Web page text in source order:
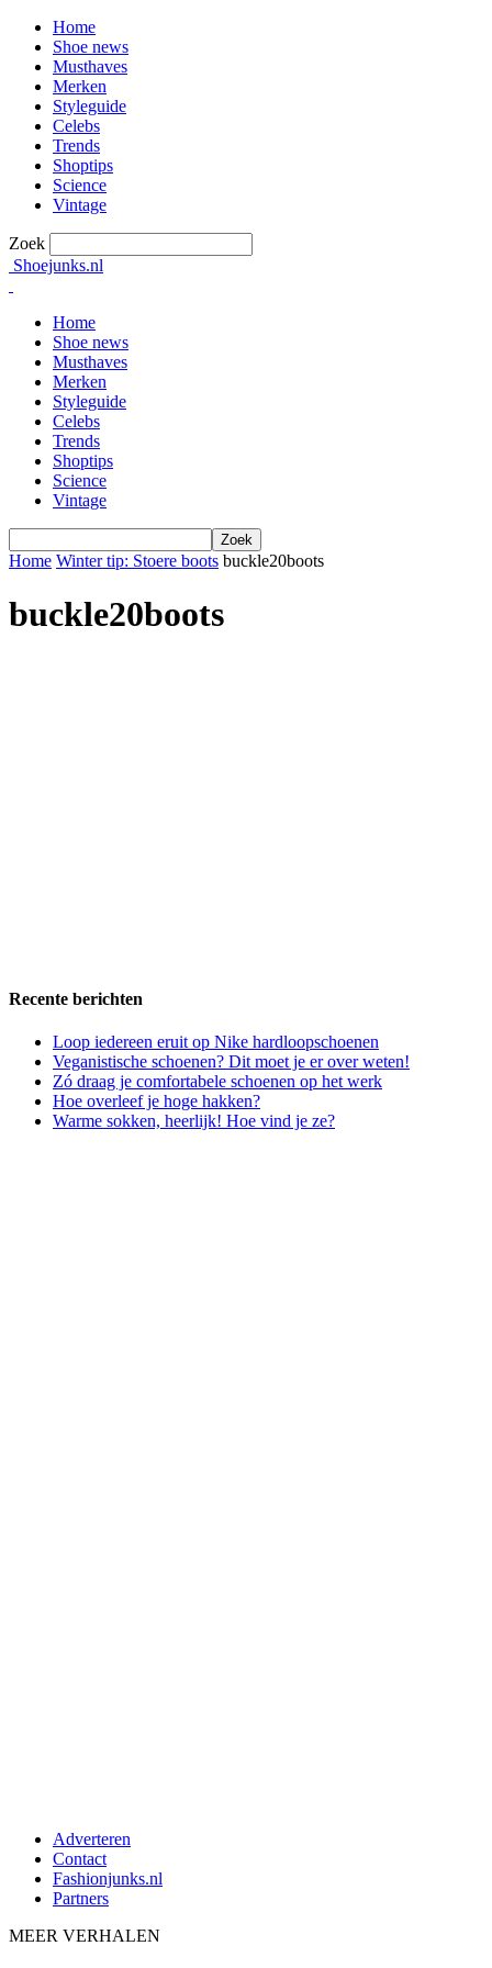
Home
Shoe news
Musthaves
Merken
Styleguide
Celebs
Trends
Shoptips
Science
Vintage
Zoek
Shoejunks.nl
Home
Shoe news
Musthaves
Merken
Styleguide
Celebs
Trends
Shoptips
Science
Vintage
Home Winter tip: Stoere boots buckle20boots
buckle20boots
Recente berichten
Loop iedereen eruit op Nike hardloopschoenen
Veganistische schoenen? Dit moet je er over weten!
Zó draag je comfortabele schoenen op het werk
Hoe overleef je hoge hakken?
Warme sokken, heerlijk! Hoe vind je ze?
Adverteren
Contact
Fashionjunks.nl
Partners
MEER VERHALEN